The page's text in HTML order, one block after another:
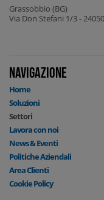
Grassobbio (BG)
Via Don Stefani 1/3 - 24050
NAVIGAZIONE
Home
Soluzioni
Settori
Lavora con noi
News & Eventi
Politiche Aziendali
Area Clienti
Cookie Policy